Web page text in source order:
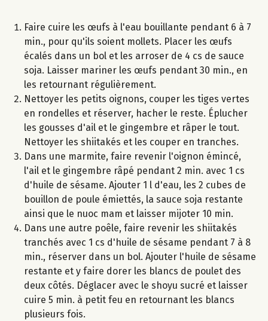
Faire cuire les œufs à l'eau bouillante pendant 6 à 7
min., pour qu'ils soient mollets. Placer les œufs
écalés dans un bol et les arroser de 4 cs de sauce
soja. Laisser mariner les œufs pendant 30 min., en
les retournant régulièrement.
Nettoyer les petits oignons, couper les tiges vertes
en rondelles et réserver, hacher le reste. Éplucher
les gousses d'ail et le gingembre et râper le tout.
Nettoyer les shiitakés et les couper en tranches.
Dans une marmite, faire revenir l'oignon émincé,
l'ail et le gingembre râpé pendant 2 min. avec 1 cs
d'huile de sésame. Ajouter 1 l d'eau, les 2 cubes de
bouillon de poule émiettés, la sauce soja restante
ainsi que le nuoc mam et laisser mijoter 10 min.
Dans une autre poêle, faire revenir les shiitakés
tranchés avec 1 cs d'huile de sésame pendant 7 à 8
min., réserver dans un bol. Ajouter l'huile de sésame
restante et y faire dorer les blancs de poulet des
deux côtés. Déglacer avec le shoyu sucré et laisser
cuire 5 min. à petit feu en retournant les blancs
plusieurs fois.